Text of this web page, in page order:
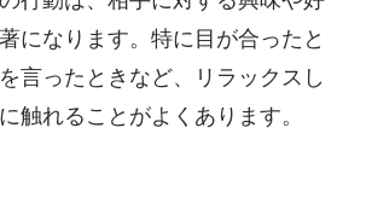
になります。特に目が合ったと
言ったときなど、リラックスし
触れることがよくあります。